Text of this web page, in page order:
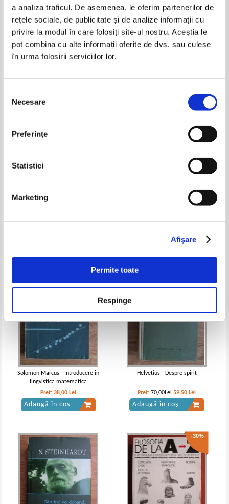
a analiza traficul. De asemenea, le oferim partenerilor de
rețele sociale, de publicitate și de analize informații cu
privire la modul în care folosiți site-ul nostru. Aceștia le
pot combina cu alte informații oferite de dvs. sau culese
în urma folosirii serviciilor lor.
consimțământului
Necesare
Preferinţe
Statistici
Marketing
Afişare
Permite toate
Respinge
Marcus Aurelius - Ganduri catre
Pret:37,00 Lei
Adaugă în coș
Jack Bowen - Fascinatia ideilor.
Calatoria unui baiat pe taramul
realitatii
Pret: 37,00 Lei
Petru Cretia - Luminile si
Pret:32,00 Lei
Raymond Aron - Marxismes
Pret:41,00Lei 28,70 Lei
Solomon Marcus - Introducere in
lingvistica matematica
Pret:38,00 Lei
Adaugă în coș
Helvetius - Despre spirit
Pret:70,00Lei 59,50 Lei
Adaugă în coș
-30%